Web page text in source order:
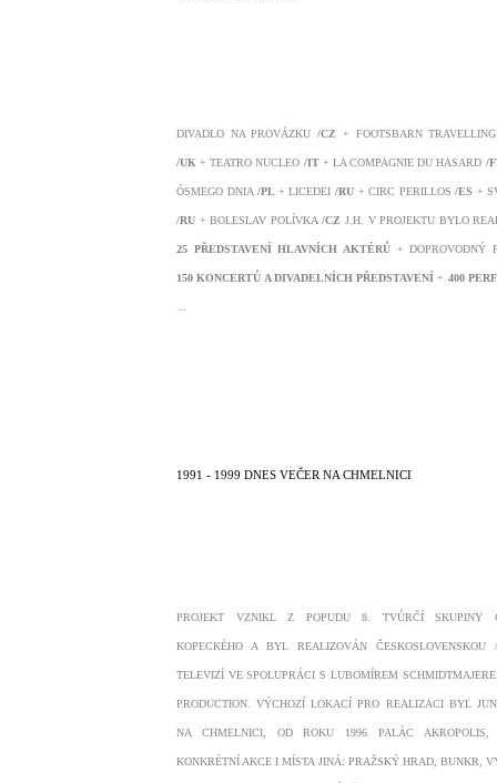
DIVADLO NA PROVÁZKU /CZ + FOOTSBARN
/UK+ TEATRO NUCLEO /IT + LA COMPAGNIE DU HASARD /
ÓSMEGO DNIA /PL + LICEDEI /RU + CIRC PERILLOS /ES +
/RU + BOLESLAV POLÍVKA /CZJ.H. V PROJEKTU BYLO
25 PŘEDSTAVENÍ HLAVNÍCH AKTÉRŮ + DOPROVODNÝ
150 KONCERTŮ A DIVADELNÍCH PŘEDSTAVENÍ + 400
1991 - 1999 DNES VEČER NA CHMELNICI
PROJEKT VZNIKL Z POPUDU 8. TVŮRČÍ SKUPINY
KOPECKÉHO A BYL REALIZOVÁN ČESKOSLOVENSKOU
TELEVIZÍ VE SPOLUPRÁCI S LUBOMÍREM
PRODUCTION. VÝCHOZÍ LOKACÍ PRO REALIZACI BYL
NA CHMELNICI, OD ROKU 1996 PALÁC
KONKRÉTNÍ AKCE I MÍSTA JINÁ: PRAŽSKÝ HRAD, BUNKR,